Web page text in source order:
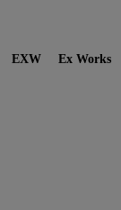
EXW Ex Works